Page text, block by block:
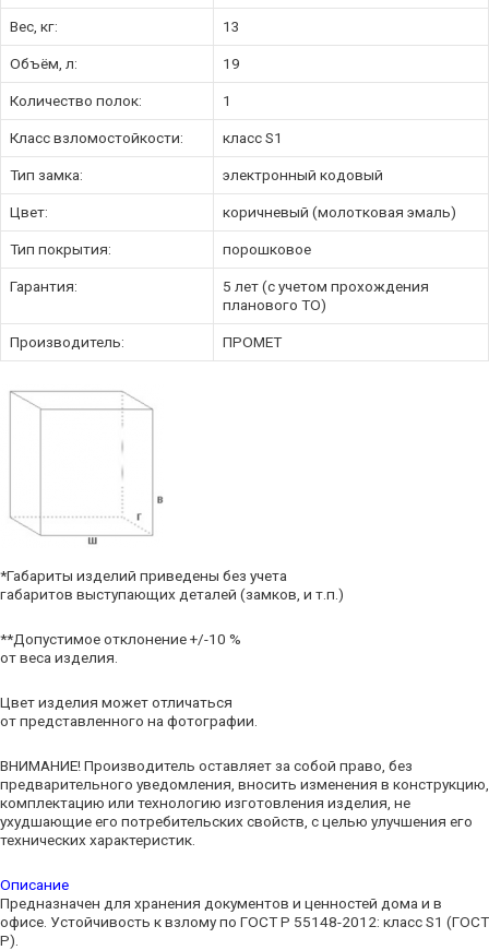
Вес, кг: 13
Объём, л: 19
Количество полок: 1
Класс взломостойкости: класс S1
Тип замка: электронный кодовый
Цвет: коричневый (молотковая эмаль)
Тип покрытия: порошковое
Гарантия:
5 лет (с учетом прохождения
планового ТО)
Производитель: ПРОМЕТ
*Габариты изделий приведены без учета
габаритов выступающих деталей (замков, и т.п.)
**Допустимое отклонение +/-10 %
от веса изделия.
Цвет изделия может отличаться
от представленного на фотографии.
ВНИМАНИЕ! Производитель оставляет за собой право, без
предварительного уведомления, вносить изменения в конструкцию,
комплектацию или технологию изготовления изделия, не
ухудшающие его потребительских свойств, с целью улучшения его
технических характеристик.
Описание
Предназначен для хранения документов и ценностей дома и в
офисе. Устойчивость к взлому по ГОСТ Р 55148-2012: класс S1 (ГОСТ
Р).